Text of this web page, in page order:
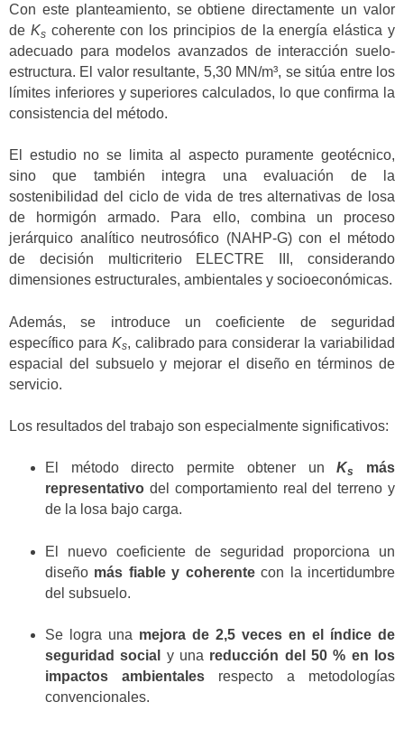
Con este planteamiento, se obtiene directamente un valor
de Kscoherente con los principios de la energía elástica y
adecuado para modelos avanzados de interacción suelo-
estructura. El valor resultante, 5,30 MN/m³, se sitúa entre los
límites inferiores y superiores calculados, lo que confirma la
consistencia del método.
El estudio no se limita al aspecto puramente geotécnico,
sino que también integra una evaluación de la
sostenibilidad del ciclo de vida de tres alternativas de losa
de hormigón armado. Para ello, combina un proceso
jerárquico analítico neutrosófico (NAHP-G) con el método
de decisión multicriterio ELECTRE III, considerando
dimensiones estructurales, ambientales y socioeconómicas.
Además, se introduce un coeficiente de seguridad
específico para Ks, calibrado para considerar la variabilidad
espacial del subsuelo y mejorar el diseño en términos de
servicio.
Los resultados del trabajo son especialmente significativos:
El método directo permite obtener unKs
más
representativo del comportamiento real del terreno y
de la losa bajo carga.
El nuevo coeficiente de seguridad proporciona un
diseño más fiable y coherentecon la incertidumbre
del subsuelo.
Se logra una mejora de 2,5 veces en el índice de
seguridad social
y una reducción del 50 % en los
impactos ambientales respecto a metodologías
convencionales.